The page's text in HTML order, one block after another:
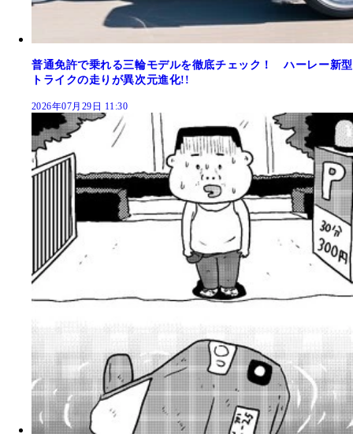
普通免許で乗れる三輪モデルを徹底チェック！ ハーレー新型
トライクの走りが異次元進化!!
2026年07月29日 11:30